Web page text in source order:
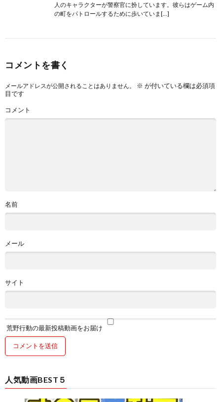
人のキャラクターが警察官に扮しています。彼らはゲーム内
の町をパトロールするために歩いていま[…]
コメントを書く
メールアドレスが公開されることはありません。 ※ が付いている欄は必須項
目です
コメント
名前
メール
サイト
荒野行動の最新投稿動画をお届け
人気動画BEST５